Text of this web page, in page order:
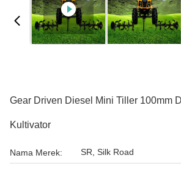
Gear Driven Diesel Mini Tiller 100mm
Kultivator
Nama Merek: SR, Silk Road